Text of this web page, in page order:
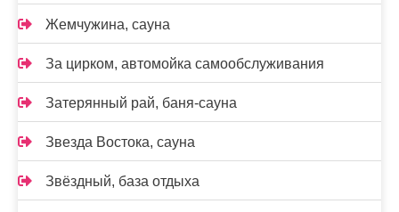
Жемчужина, сауна
За цирком, автомойка самообслуживания
Затерянный рай, баня-сауна
Звезда Востока, сауна
Звёздный, база отдыха